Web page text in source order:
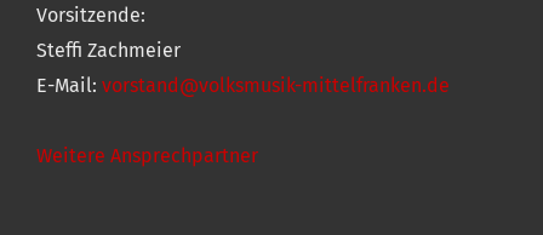
Vorsitzende:
Steffi Zachmeier
E-Mail: vorstand@volksmusik-mittelfranken.de
Weitere Ansprechpartner